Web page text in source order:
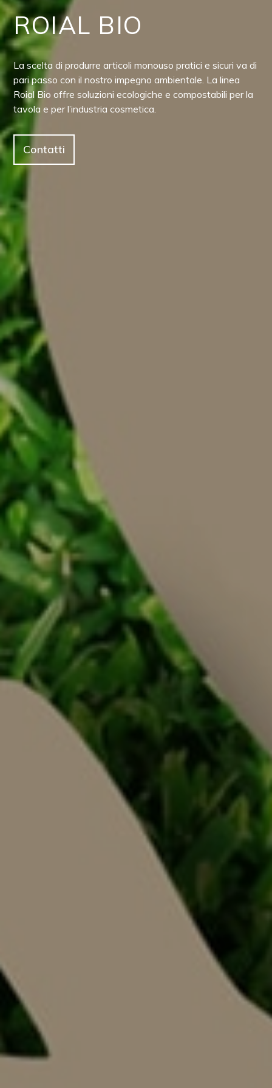
ROIAL BIO
La scelta di produrre articoli monouso pratici e sicuri va di
pari passo con il nostro impegno ambientale. La linea
Roial Bio offre soluzioni ecologiche e compostabili per la
tavola e per l’industria cosmetica.
Contatti